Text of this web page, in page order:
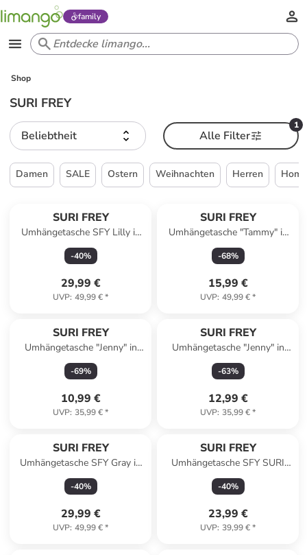
family
Shop
SURI FREY
Beliebtheit
1
Alle Filter
Damen SALE Ostern Weihnachten Herren
SURI FREY
Umhängetasche SFY Lilly in
ecru
-40%
29,99 €
UVP: 49,99 €*
SURI FREY
Umhängetasche "Tammy" in
Hellbraun/ Schwarz - (B)27 x
(H)25 x (T)5 cm
-68%
15,99 €
UVP: 49,99 €*
SURI FREY
Umhängetasche "Jenny" in
Rostrot - (B)19 x (H)14 x (T)8
cm
-69%
10,99 €
UVP: 35,99 €*
SURI FREY
Umhängetasche "Jenny" in
Schwarz - (B)19 x (H)14 x
(T)8 cm
-63%
12,99 €
UVP: 35,99 €*
SURI FREY
Umhängetasche SFY Gray in
sahara 920
-40%
29,99 €
UVP: 49,99 €*
SURI FREY
Umhängetasche SFY SURI
Sports Marry in lightkhaki 914
-40%
23,99 €
UVP: 39,99 €*